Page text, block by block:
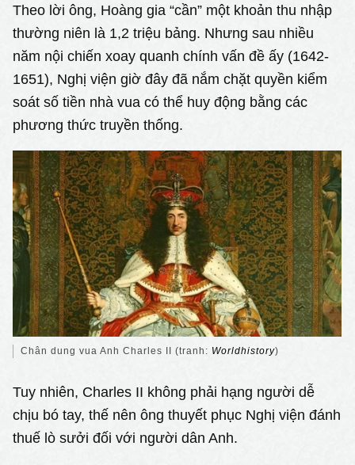
Theo lời ông, Hoàng gia “cần” một khoản thu nhập
thường niên là 1,2 triệu bảng. Nhưng sau nhiều
năm nội chiến xoay quanh chính vấn đề ấy (1642-
1651), Nghị viện giờ đây đã nắm chặt quyền kiểm
soát số tiền nhà vua có thể huy động bằng các
phương thức truyền thống.
Chân dung vua Anh Charles II (tranh: Worldhistory)
Tuy nhiên, Charles II không phải hạng người dễ
chịu bó tay, thế nên ông thuyết phục Nghị viện đánh
thuế lò sưởi đối với người dân Anh.